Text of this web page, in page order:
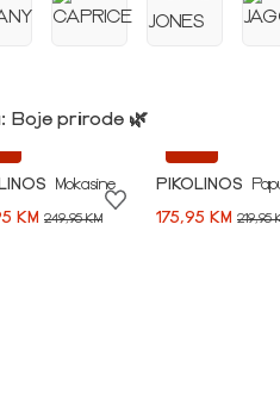
Boje prirode 🌿
Mokasine
KM 249,95 KM
PIKOLINOS
175,95 KM 219,95